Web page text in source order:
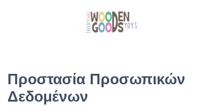
Προστασία Προσωπικών
Δεδομένων